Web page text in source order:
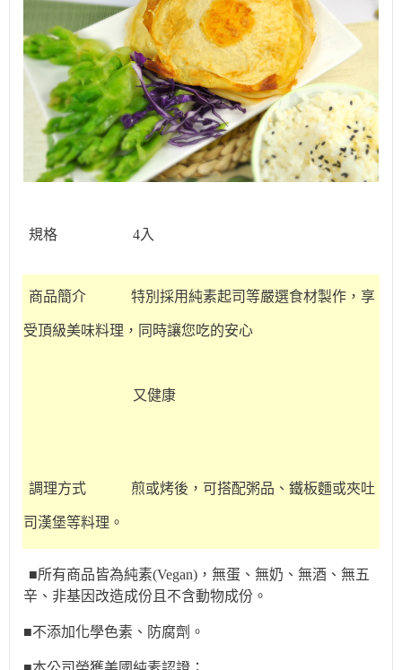
規格 4入
商品簡介 特別採用純素起司等嚴選食材製作，享
受頂級美味料理，同時讓您吃的安心
又健康
調理方式 煎或烤後，可搭配粥品、鐵板麵或夾吐
司漢堡等料理。
■所有商品皆為純素(Vegan)，無蛋、無奶、無酒、無五
辛、非基因改造成份且不含動物成份。
■不添加化學色素、防腐劑。